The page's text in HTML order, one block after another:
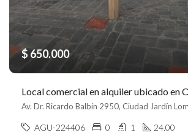
$ 650.000
AGU-224406 0 1 24.00